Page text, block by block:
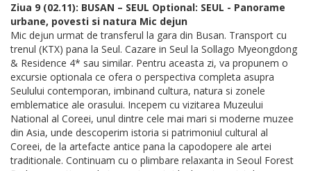
Ziua 9 (02.11): BUSAN – SEUL Optional: SEUL - Panorame
urbane, povesti si natura Mic dejun
Mic dejun urmat de transferul la gara din Busan. Transport cu
trenul (KTX) pana la Seul. Cazare in Seul la Sollago Myeongdong
& Residence 4* sau similar. Pentru aceasta zi, va propunem o
excursie optionala ce ofera o perspectiva completa asupra
Seulului contemporan, imbinand cultura, natura si zonele
emblematice ale orasului. Incepem cu vizitarea Muzeului
National al Coreei, unul dintre cele mai mari si moderne muzee
din Asia, unde descoperim istoria si patrimoniul cultural al
Coreei, de la artefacte antice pana la capodopere ale artei
traditionale. Continuam cu o plimbare relaxanta in Seoul Forest